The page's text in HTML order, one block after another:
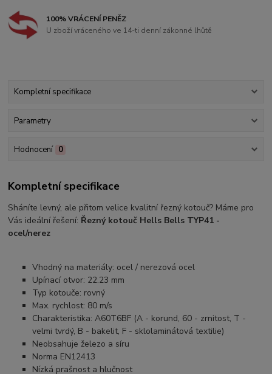
100% VRÁCENÍ PENĚZ
U zboží vráceného ve 14-ti denní zákonné lhůtě
Kompletní specifikace
Parametry
Hodnocení 0
Kompletní specifikace
Sháníte levný, ale přitom velice kvalitní řezný kotouč? Máme pro
Vás ideální řešení: Řezný kotouč Hells Bells TYP41 -
ocel/nerez
Vhodný na materiály: ocel / nerezová ocel
Upínací otvor: 22.23 mm
Typ kotouče: rovný
Max. rychlost: 80 m/s
Charakteristika: A60T6BF (A - korund, 60 - zrnitost, T -
velmi tvrdý, B - bakelit, F - sklolaminátová textilie)
Neobsahuje železo a síru
Norma EN12413
Nízká prašnost a hlučnost